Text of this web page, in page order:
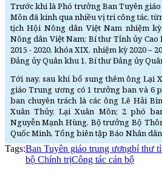
Trước khi là Phó trưởng Ban Tuyên
Môn đã kinh qua nhiều vị trí công tác,
tịch Hội Nông dân Việt Nam nhiệm
Nông dân Việt Nam; Bí thư Tỉnh ủy
2015 - 2020, khóa XIX, nhiệm kỳ 2020 –
Đảng ủy Quân khu 1, Bí thư Đảng ủy
Tới nay, sau khi bổ sung thêm ông Lại
giáo Trung ương có 1 trưởng ban và 6
ban chuyên trách là các ông Lê Hải
Xuân Thủy, Lại Xuân Môn; 2 phó
Nguyễn Mạnh Hùng, Bộ trưởng Bộ
Quốc Minh, Tổng biên tập Báo Nhân
Tags:Ban Tuyên giáo trung ươngbí thư
bộ Chính trịCông tác cán bộ